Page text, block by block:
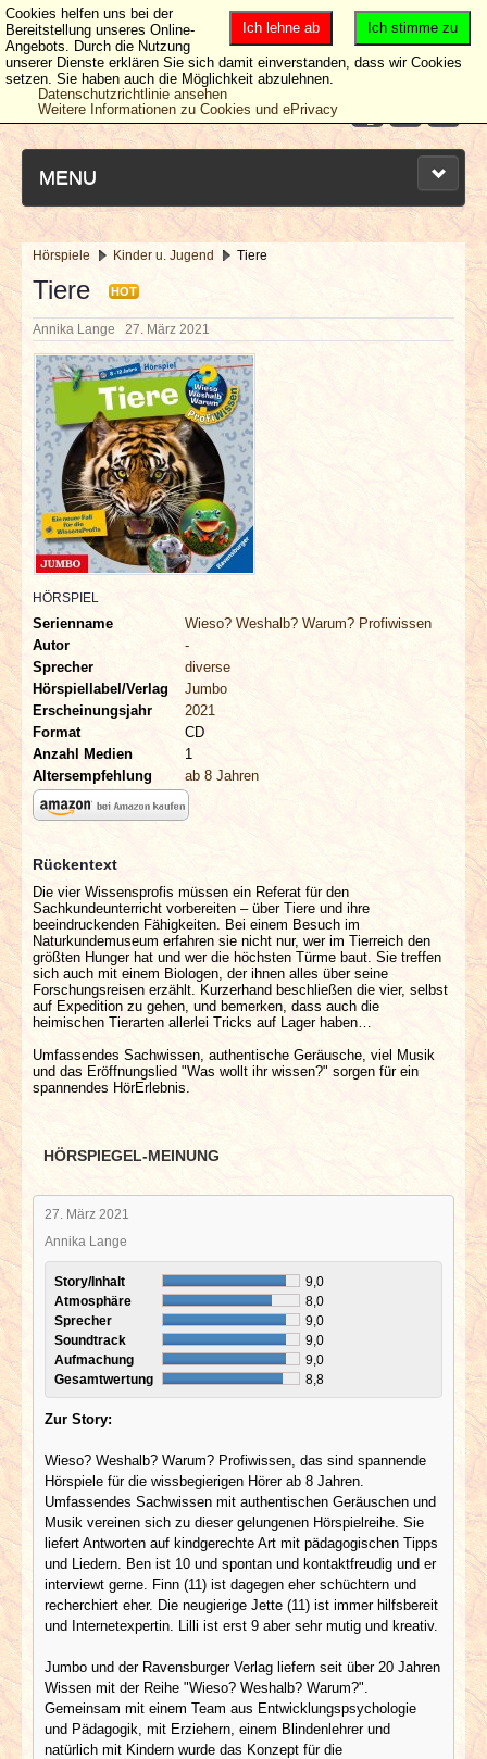
MENU
NEUESTE ARTIKEL
NEWS & DATES
BERICHTE
VERLOSUNGEN
INTERVIEWS
SPECIALS
REDAKTION
LINKS
ARCHIV
Hörspiele Kinder u. Jugend Tiere
Tiere HOT
Annika Lange 27. März 2021
HÖRSPIEL
Serienname
Wieso? Weshalb? Warum? Profiwissen
Autor
-
Sprecher
diverse
Hörspiellabel/Verlag
Jumbo
Erscheinungsjahr
2021
Format
CD
Anzahl Medien
1
Altersempfehlung
ab 8 Jahren
Rückentext
Die vier Wissensprofis müssen ein Referat für den
Sachkundeunterricht vorbereiten – über Tiere und ihre
beeindruckenden Fähigkeiten. Bei einem Besuch im
Naturkundemuseum erfahren sie nicht nur, wer im Tierreich den
größten Hunger hat und wer die höchsten Türme baut. Sie treffen
sich auch mit einem Biologen, der ihnen alles über seine
Forschungsreisen erzählt. Kurzerhand beschließen die vier, selbst
auf Expedition zu gehen, und bemerken, dass auch die
heimischen Tierarten allerlei Tricks auf Lager haben…
Umfassendes Sachwissen, authentische Geräusche, viel Musik
und das Eröffnungslied "Was wollt ihr wissen?" sorgen für ein
spannendes HörErlebnis.
HÖRSPIEGEL-MEINUNG
27. März 2021
Annika Lange
Story/Inhalt
9,0
Atmosphäre
8,0
Sprecher
9,0
Soundtrack
9,0
Aufmachung
9,0
Gesamtwertung
8,8
Zur Story:
Wieso? Weshalb? Warum? Profiwissen, das sind spannende
Hörspiele für die wissbegierigen Hörer ab 8 Jahren.
Umfassendes Sachwissen mit authentischen Geräuschen und
Musik vereinen sich zu dieser gelungenen Hörspielreihe. Sie
liefert Antworten auf kindgerechte Art mit pädagogischen Tipps
und Liedern. Ben ist 10 und spontan und kontaktfreudig und er
interviewt gerne. Finn (11) ist dagegen eher schüchtern und
recherchiert eher. Die neugierige Jette (11) ist immer hilfsbereit
und Internetexpertin. Lilli ist erst 9 aber sehr mutig und kreativ.
Jumbo und der Ravensburger Verlag liefern seit über 20 Jahren
Wissen mit der Reihe "Wieso? Weshalb? Warum?".
Gemeinsam mit einem Team aus Entwicklungspsychologie
und Pädagogik, mit Erziehern, einem Blindenlehrer und
natürlich mit Kindern wurde das Konzept für die
Ich stimme zu
Ich lehne ab
Cookies helfen uns bei der
Bereitstellung unseres Online-
Angebots. Durch die Nutzung
unserer Dienste erklären Sie sich damit einverstanden, dass wir Cookies
setzen. Sie haben auch die Möglichkeit abzulehnen.
Datenschutzrichtlinie ansehen
Weitere Informationen zu Cookies und ePrivacy